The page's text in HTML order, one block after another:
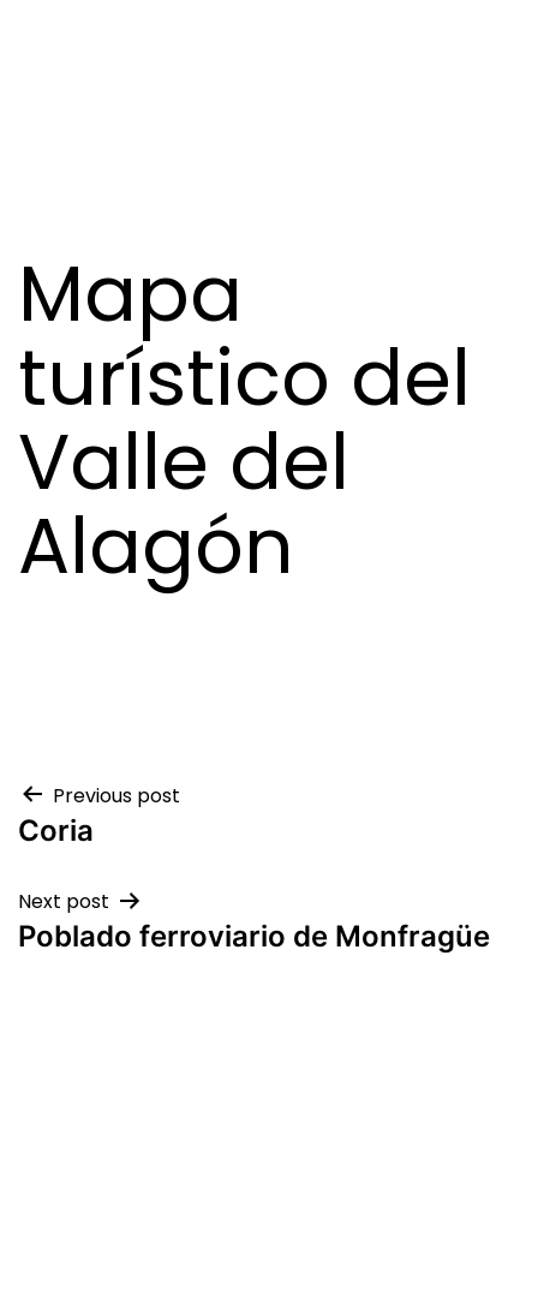
Mapa
turístico del
Valle del
Alagón
Previous post
Coria
Next post
Poblado ferroviario de Monfragüe